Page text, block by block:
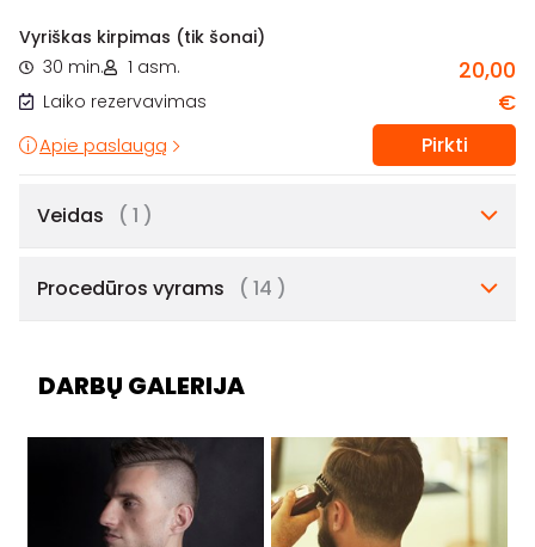
Vyriškas kirpimas (tik šonai)
30 min.
1 asm.
Laiko rezervavimas
20,00
€
Apie paslaugą Pirkti
Veidas ( 1 )
Procedūros vyrams ( 14 )
DARBŲ GALERIJA